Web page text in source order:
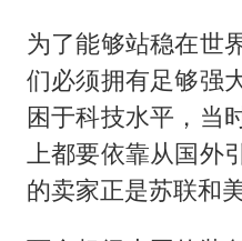
为了能够站稳在世
们必须拥有足够强
困于科技水平，当
上都要依靠从国外
的卖家正是苏联和美